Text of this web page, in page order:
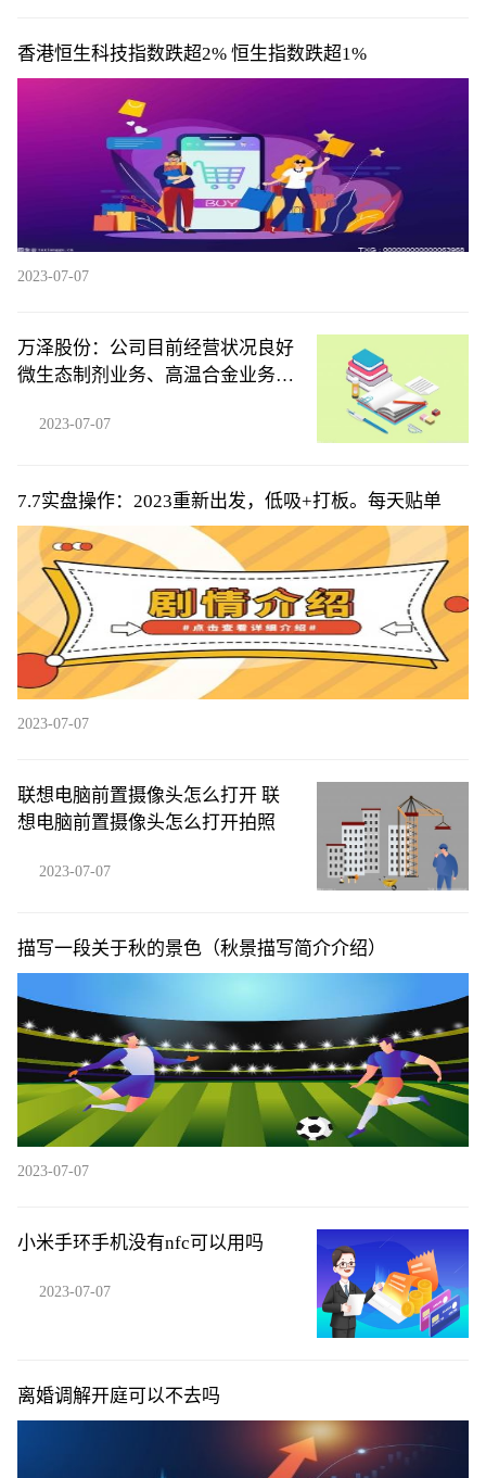
香港恒生科技指数跌超2% 恒生指数跌超1%
2023-07-07
万泽股份：公司目前经营状况良好
微生态制剂业务、高温合金业务均
2023-07-07
7.7实盘操作：2023重新出发，低吸+打板。每天贴单
2023-07-07
联想电脑前置摄像头怎么打开 联
想电脑前置摄像头怎么打开拍照
2023-07-07
描写一段关于秋的景色（秋景描写简介介绍）
2023-07-07
小米手环手机没有nfc可以用吗
2023-07-07
离婚调解开庭可以不去吗